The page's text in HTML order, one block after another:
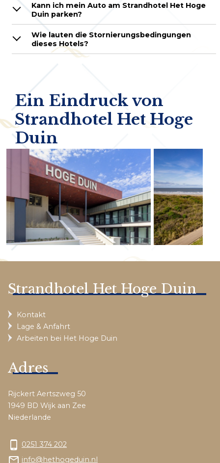
Kann ich mein Auto am Strandhotel Het Hoge
Duin parken?
Wie lauten die Stornierungsbedingungen
dieses Hotels?
Ein Eindruck von
Strandhotel Het Hoge
Duin
Strandhotel Het Hoge Duin
Kontakt
Lage & Anfahrt
Arbeiten bei Het Hoge Duin
Adres
Rijckert Aertszweg 50
1949 BD Wijk aan Zee
Niederlande
phone_android 0251 374 202
mail_outline info@hethogeduin.nl